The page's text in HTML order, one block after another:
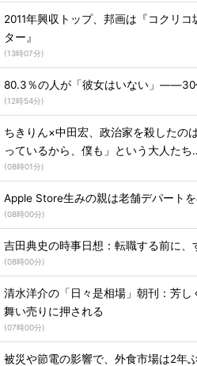
2011年興収トップ、邦画は『コクリ
ター』
(13時07分)
80.3％の人が「彼女はいない」――30
(12時54分)
ちきりん×中田宏、政治家を殺した
っているから、僕も」という大人た
(08時01分)
Apple Store生みの親は老舗デパート
(08時00分)
吉田典史の時事日想：転職する前に、
(08時00分)
清水洋介の「日々是相場」朝刊：芳
舞い売りに押される
(07時00分)
被災や節電の影響で、外食市場は2年